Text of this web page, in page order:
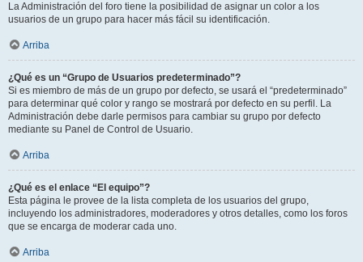
La Administración del foro tiene la posibilidad de asignar un color a los
usuarios de un grupo para hacer más fácil su identificación.
Arriba
¿Qué es un “Grupo de Usuarios predeterminado”?
Si es miembro de más de un grupo por defecto, se usará el “predeterminado”
para determinar qué color y rango se mostrará por defecto en su perfil. La
Administración debe darle permisos para cambiar su grupo por defecto
mediante su Panel de Control de Usuario.
Arriba
¿Qué es el enlace “El equipo”?
Esta página le provee de la lista completa de los usuarios del grupo,
incluyendo los administradores, moderadores y otros detalles, como los foros
que se encarga de moderar cada uno.
Arriba